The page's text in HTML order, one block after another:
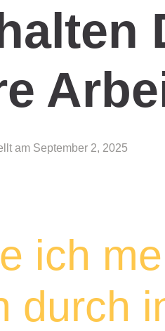
am September 2, 2025
ich
durch